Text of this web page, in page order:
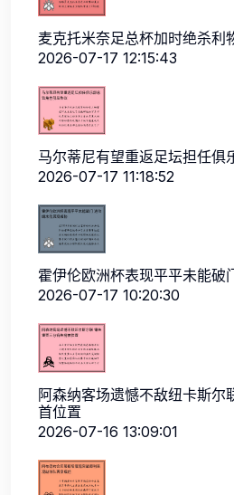
麦克托米奈足总杯加时绝杀利
2026-07-17 12:15:43
马尔蒂尼有望重返足坛担任俱
2026-07-17 11:18:52
霍伊伦欧洲杯表现平平未能破
2026-07-17 10:20:30
阿森纳客场遗憾不敌纽卡斯尔
首位置
2026-07-16 13:09:01